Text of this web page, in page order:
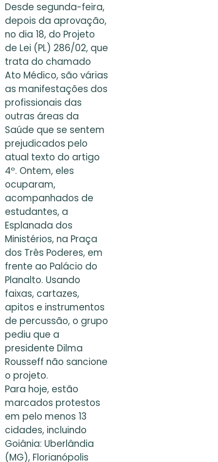
Desde segunda-feira,
depois da aprovação,
no dia 18, do Projeto
de Lei (PL) 286/02, que
trata do chamado
Ato Médico, são várias
as manifestações dos
profissionais das
outras áreas da
Saúde que se sentem
prejudicados pelo
atual texto do artigo
4º. Ontem, eles
ocuparam,
acompanhados de
estudantes, a
Esplanada dos
Ministérios, na Praça
dos Três Poderes, em
frente ao Palácio do
Planalto. Usando
faixas, cartazes,
apitos e instrumentos
de percussão, o grupo
pediu que a
presidente Dilma
Rousseff não sancione
o projeto.
Para hoje, estão
marcados protestos
em pelo menos 13
cidades, incluindo
Goiânia: Uberlândia
(MG), Florianópolis